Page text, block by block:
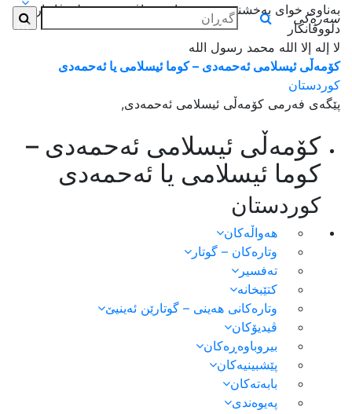
بەناوی خوای بەخشندەی میهرەبان _ بناڤێ خودێ دلووڤاندارێ
دلووڤانکار
لا إله إلا الله محمد رسول الله
کۆمەڵی ئیسلامی ئەحمەدی – کوما ئیسلامی یا ئەحمەدی
کوردستان
پێگەی فەرمی کۆمەڵی ئیسلامی ئەحمەدی,
سەرەکی
کۆمەڵی ئیسلامی ئەحمەدی –
کوما ئیسلامی یا ئەحمەدی
کوردستان
هەواڵەكان
وتارەکان – گوتار
تەفسیر
کتێبخانە
وتارەکانی هەینی – گوتارێن ئەینیێ
ڤیدیۆکان
بیروباوەڕەکان
پێشبینیەکان
بابەتەکان
پەیوەندی